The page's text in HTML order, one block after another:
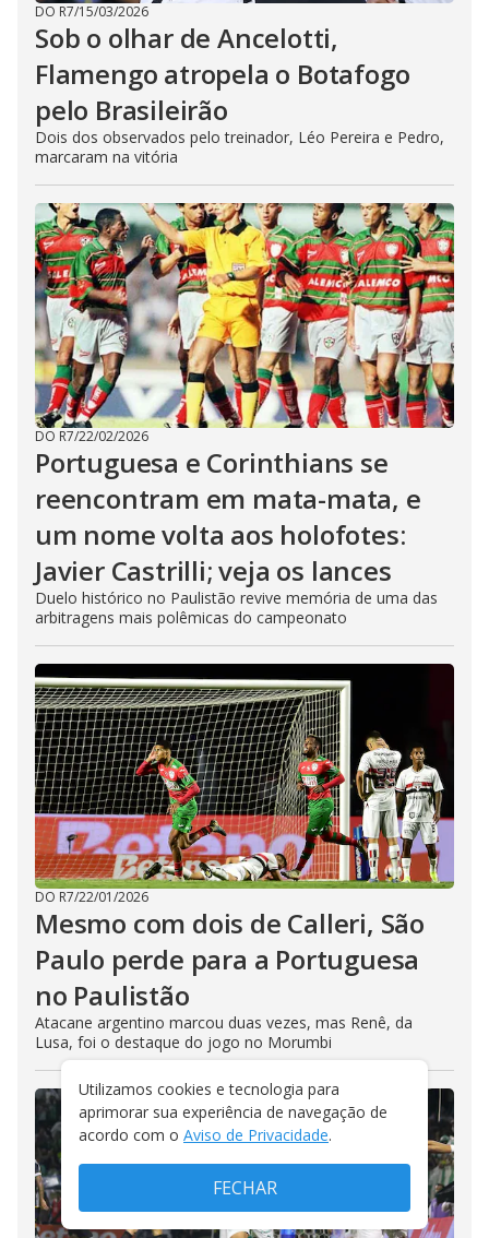
DO R7/15/03/2026
Sob o olhar de Ancelotti,
Flamengo atropela o Botafogo
pelo Brasileirão
Dois dos observados pelo treinador, Léo Pereira e Pedro,
marcaram na vitória
DO R7/22/02/2026
Portuguesa e Corinthians se
reencontram em mata-mata, e
um nome volta aos holofotes:
Javier Castrilli; veja os lances
Duelo histórico no Paulistão revive memória de uma das
arbitragens mais polêmicas do campeonato
DO R7/22/01/2026
Mesmo com dois de Calleri, São
Paulo perde para a Portuguesa
no Paulistão
Atacane argentino marcou duas vezes, mas Renê, da
Lusa, foi o destaque do jogo no Morumbi
Utilizamos cookies e tecnologia para
aprimorar sua experiência de navegação de
acordo com o Aviso de Privacidade.
FECHAR